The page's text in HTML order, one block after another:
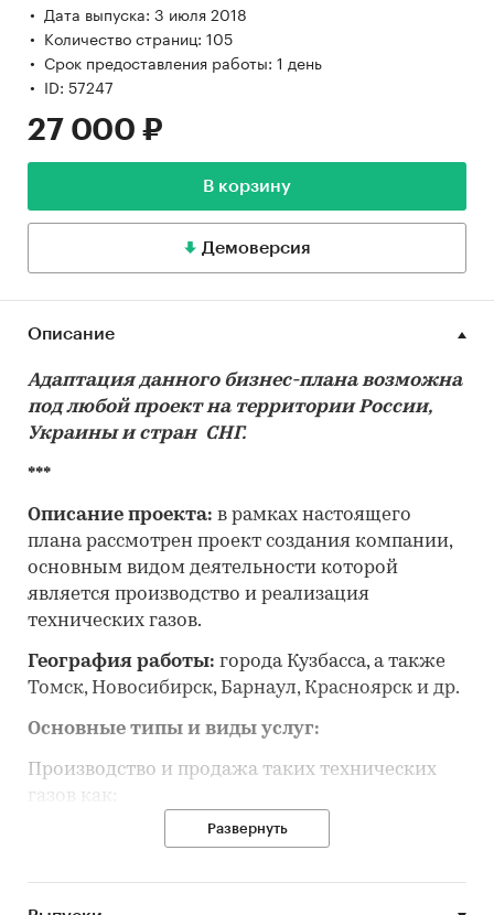
Дата выпуска: 3 июля 2018
Количество страниц: 105
Срок предоставления работы: 1 день
ID: 57247
27 000 ₽
В корзину
Демоверсия
Описание
Адаптация данного бизнес-плана возможна
под любой проект на территории России,
Украины и стран СНГ.
***
Описание проекта: в рамках настоящего
плана рассмотрен проект создания компании,
основным видом деятельности которой
является производство и реализация
технических газов.
География работы: города Кузбасса, а также
Томск, Новосибирск, Барнаул, Красноярск и др.
Основные типы и виды услуг:
Производство и продажа таких технических
газов как:
Развернуть